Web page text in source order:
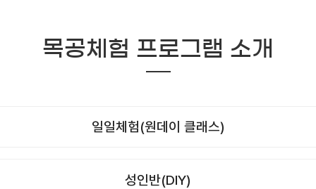
목공체험 프로그램 소개
일일체험(원데이 클래스)
성인반(DIY)